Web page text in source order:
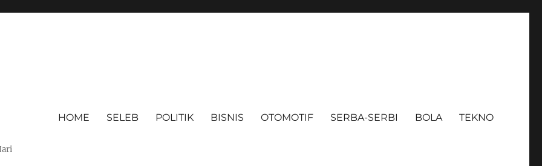
HOME SELEB POLITIK BISNIS OTOMOTIF SERBA-SERBI BOLA TEKNO